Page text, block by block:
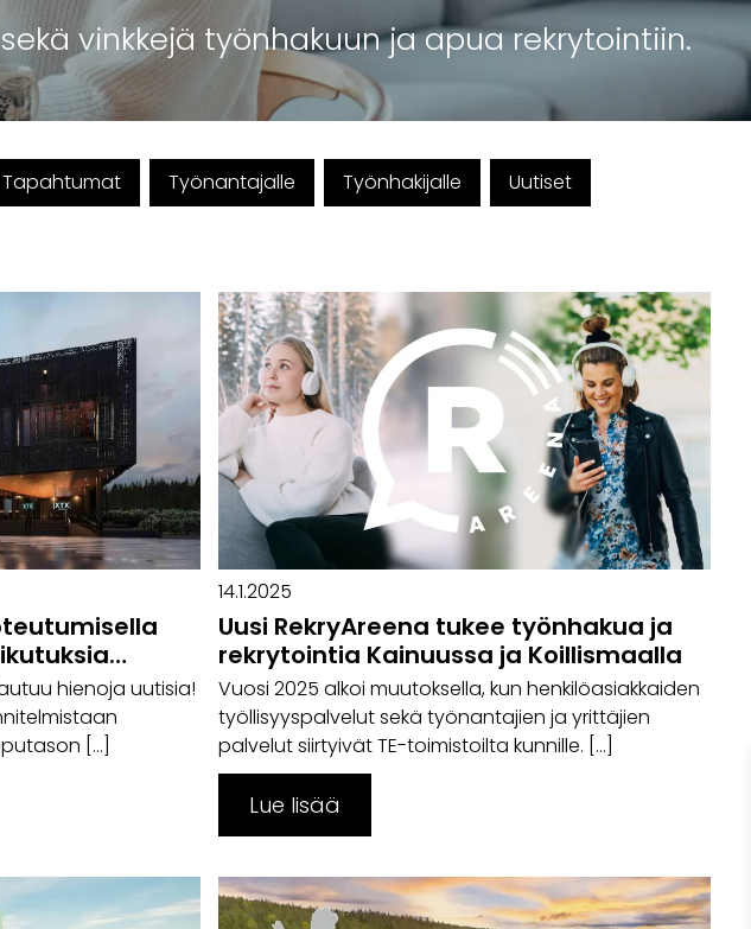
vinkkejä työnhakuun ja apua rekrytointiin.
Tapahtumat Työnantajalle Työnhakijalle Uutiset
hienoja uutisia!
[…]
14.1.2025
Uusi RekryAreena tukee työnhakua ja
rekrytointia Kainuussa ja Koillismaalla
Vuosi 2025 alkoi muutoksella, kun henkilöasiakkaiden
työllisyyspalvelut sekä työnantajien ja yrittäjien
palvelut siirtyivät TE-toimistoilta kunnille. […]
Lue lisää